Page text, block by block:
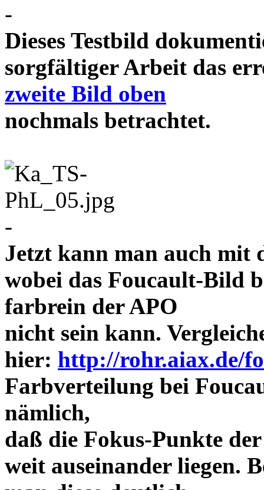
-
Dieses Testbild
sorgfältiger Arbeit das
zweite Bild oben
nochmals
-
Jetzt kann man auch mit
wobei das Foucault-Bild
farbrein der APO
nicht sein kann.
hier: http://rohr.aiax.de/
Farbverteilung bei
nämlich,
daß die Fokus-Punkte
weit auseinander liegen.